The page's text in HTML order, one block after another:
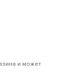
и может